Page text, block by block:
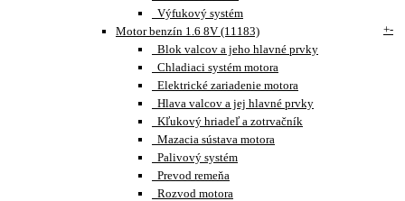
Výfukový systém
Motor benzín 1.6 8V (11183)
+-
Blok valcov a jeho hlavné prvky
Chladiaci systém motora
Elektrické zariadenie motora
Hlava valcov a jej hlavné prvky
Kľukový hriadeľ a zotrvačník
Mazacia sústava motora
Palivový systém
Prevod remeňa
Rozvod motora